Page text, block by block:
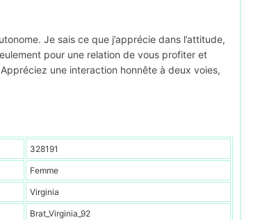
Je sais ce que j’apprécie dans l’attitude,
pour une relation de vous profiter et
une interaction honnête à deux voies,
328191
Femme
Virginia
Brat_Virginia_92